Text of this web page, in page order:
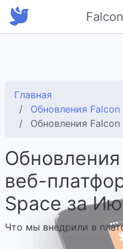
Главная
Обновления Falcon
Обновления
веб-
Space за
Что мы внедрили в